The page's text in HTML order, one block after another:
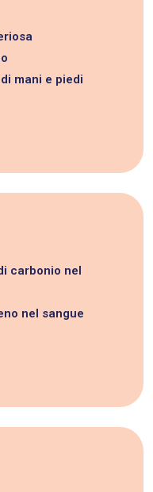
mani e piedi
carbonio nel
nel sangue